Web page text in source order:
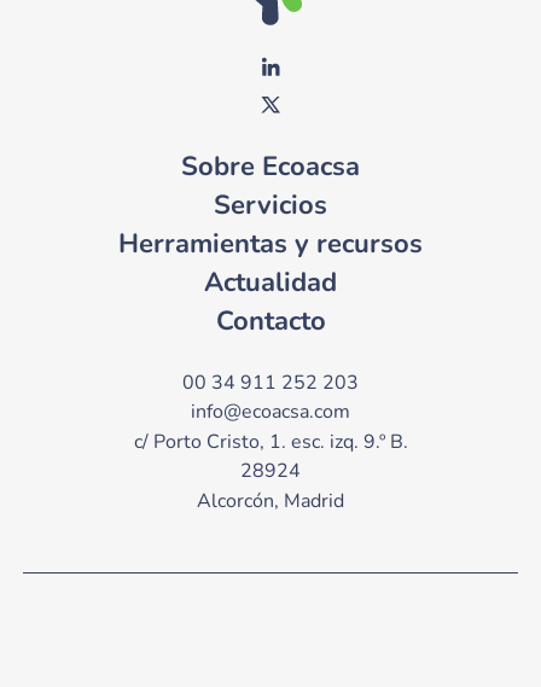
Sobre Ecoacsa
Servicios
Herramientas y recursos
Actualidad
Contacto
00 34 911 252 203
info@ecoacsa.com
c/ Porto Cristo, 1. esc. izq. 9.º B.
28924
Alcorcón, Madrid